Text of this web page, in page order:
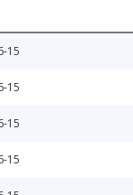
15
15
15
15